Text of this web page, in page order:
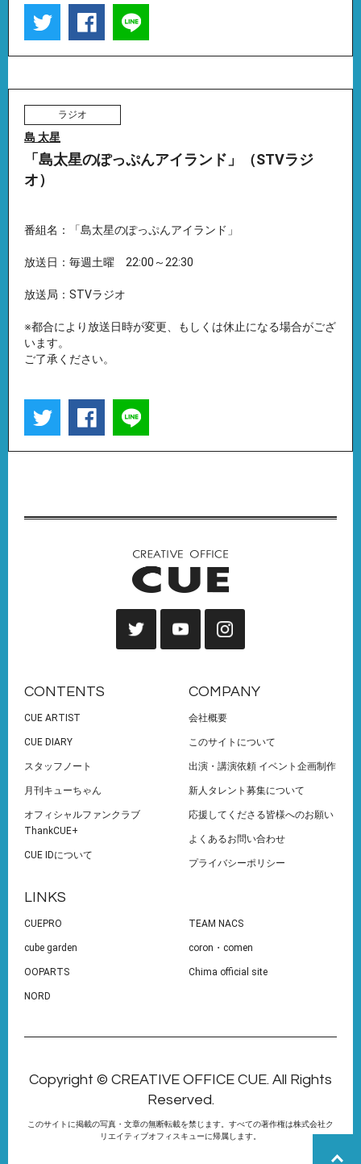
ラジオ
島 太星
「島太星のぽっぷんアイランド」（STVラジ
オ）
番組名：「島太星のぽっぷんアイランド」
放送日：毎週土曜 22:00～22:30
放送局：STVラジオ
※都合により放送日時が変更、もしくは休止になる場合がござ
います。
ご了承ください。
CONTENTS
CUE ARTIST
CUE DIARY
スタッフノート
月刊キューちゃん
オフィシャルファンクラブ
ThankCUE+
CUE IDについて
COMPANY
会社概要
このサイトについて
出演・講演依頼 イベント企画制作
新人タレント募集について
応援してくださる皆様へのお願い
よくあるお問い合わせ
プライバシーポリシー
LINKS
CUEPRO TEAM NACS
cube garden coron・comen
OOPARTS Chima official site
NORD
Copyright © CREATIVE OFFICE CUE. All Rights
Reserved.
このサイトに掲載の写真・文章の無断転載を禁じます。すべての著作権は株式会社ク
リエイティブオフィスキューに帰属します。